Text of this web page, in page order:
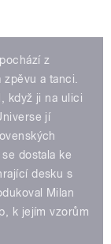
z
zpěvu a tanci.
když ji na ulici
jí
dostala ke
desku s
Milan
k jejím vzorům